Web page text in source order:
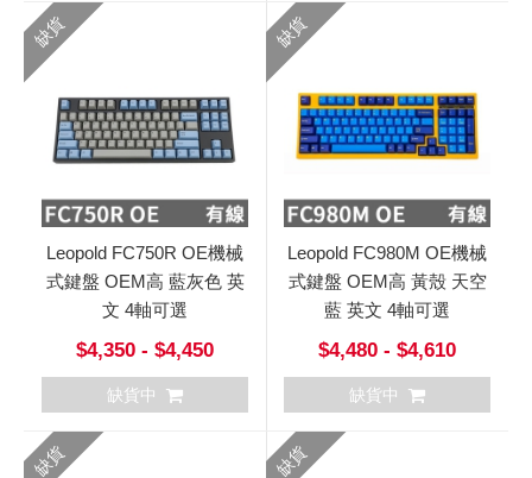
缺貨
Leopold FC750R OE機械
式鍵盤 OEM高 藍灰色 英
文 4軸可選
$4,350 - $4,450
缺貨中
缺貨
Leopold FC980M OE機械
式鍵盤 OEM高 黃殼 天空
藍 英文 4軸可選
$4,480 - $4,610
缺貨中
缺貨 缺貨